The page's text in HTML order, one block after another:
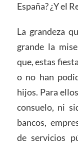
España? ¿Y el
La grandeza
grande la
que, estas
o no han
hijos. Para
consuelo, ni
bancos,
de servicios